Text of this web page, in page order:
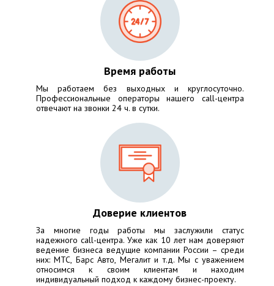
Время работы
Мы работаем без выходных и круглосуточно.
Профессиональные операторы нашего call-центра
отвечают на звонки 24 ч. в сутки.
Доверие клиентов
За многие годы работы мы заслужили статус
надежного call-центра. Уже как 10 лет нам доверяют
ведение бизнеса ведущие компании России – среди
них:МТС, Барс Авто, Мегалити т.д. Мы с уважением
относимся к своим клиентам и находим
индивидуальный подход к каждому бизнес-проекту.